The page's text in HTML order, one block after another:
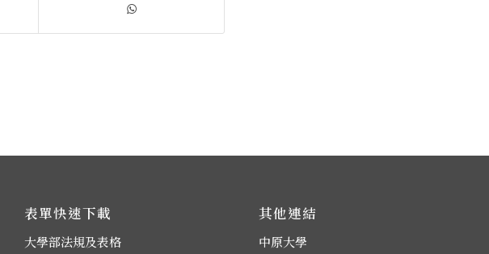
表單快速下載
大學部法規及表格
其他連結
中原大學